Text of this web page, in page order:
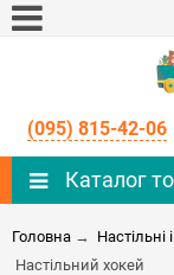
(095) 815-42-06
Каталог
Головна → Настільні
Настільний хокей